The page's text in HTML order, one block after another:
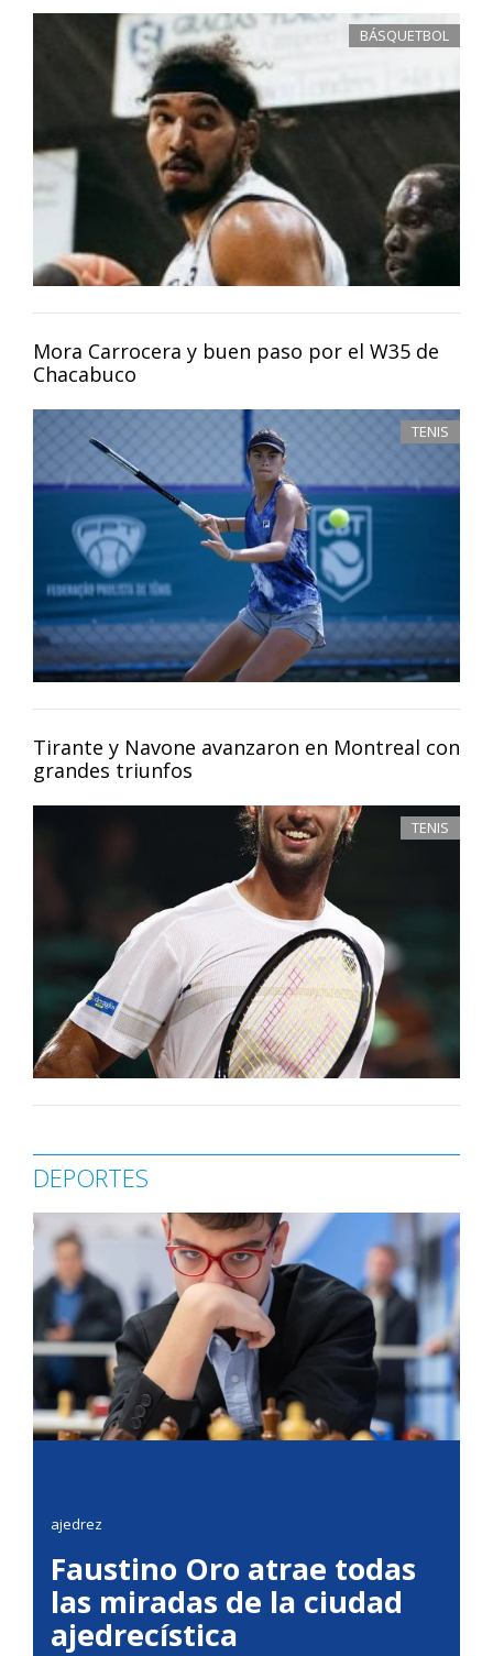
BÁSQUETBOL
Mora Carrocera y buen paso por el W35 de
Chacabuco
TENIS
Tirante y Navone avanzaron en Montreal con
grandes triunfos
TENIS
DEPORTES
ajedrez
Faustino Oro atrae todas
las miradas de la ciudad
ajedrecística